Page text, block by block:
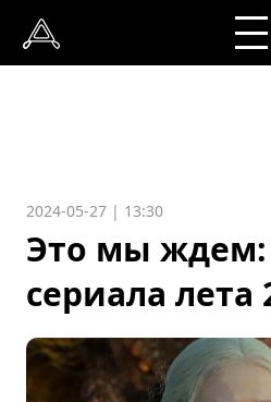
2024-05-27 | 13:30
Это мы ждем:
сериала лета